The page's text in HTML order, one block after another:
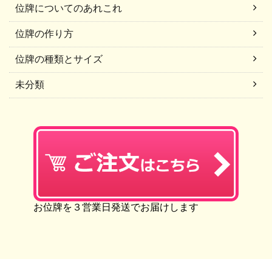
位牌についてのあれこれ
位牌の作り方
位牌の種類とサイズ
未分類
お位牌を３営業日発送でお届けします